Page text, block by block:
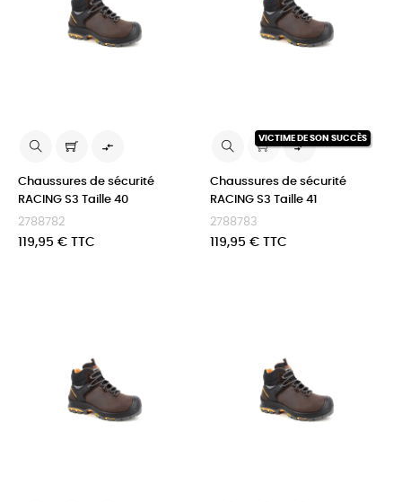

Chaussures de sécurité
RACING S3 Taille 40
2788782
Prix
119,95 € TTC
VICTIME DE SON SUCCÈS

Chaussures de sécurité
RACING S3 Taille 41
2788783
Prix
119,95 € TTC